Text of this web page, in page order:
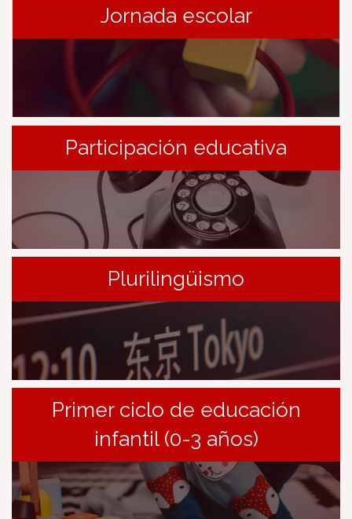
Jornada escolar
Participación educativa
Plurilingüismo
Primer ciclo de educación
infantil (0-3 años)